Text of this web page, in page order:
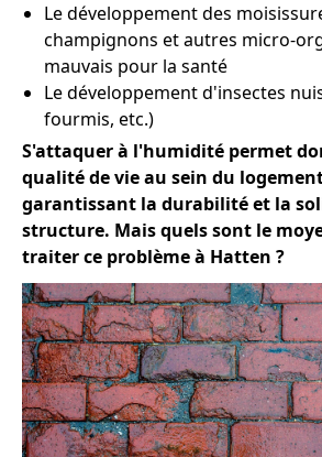
Le développement des
champignons et autres micro-
mauvais pour la santé
Le développement d'insectes
fourmis, etc.)
S'attaquer à l'humidité permet
qualité de vie au sein du
garantissant la durabilité et la
structure. Mais quels sont le
traiter ce problème à Hatten ?